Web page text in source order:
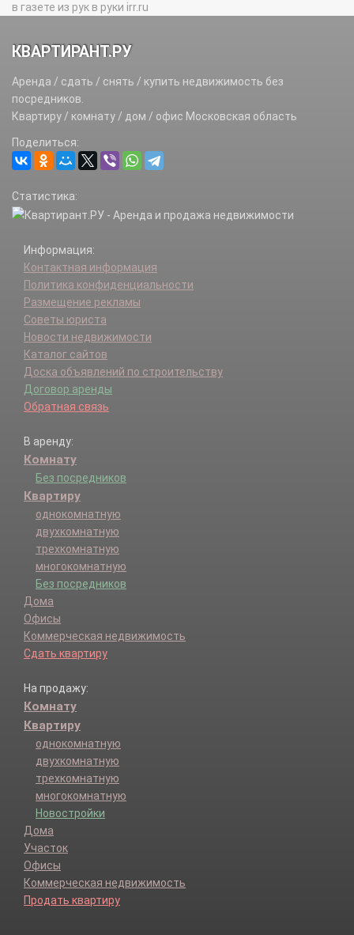
в газете из рук в руки irr.ru
КВАРТИРАНТ.РУ
Аренда / сдать / снять / купить недвижимость без
посредников.
Квартиру / комнату / дом / офис Московская область
Поделиться:
Статистика:
Информация:
Контактная информация
Политика конфиденциальности
Размещение рекламы
Советы юриста
Новости недвижимости
Каталог сайтов
Доска объявлений по строительству
Договор аренды
Обратная связь
В аренду:
Комнату
Без посредников
Квартиру
однокомнатную
двухкомнатную
трехкомнатную
многокомнатную
Без посредников
Дома
Офисы
Коммерческая недвижимость
Сдать квартиру
На продажу:
Комнату
Квартиру
однокомнатную
двухкомнатную
трехкомнатную
многокомнатную
Новостройки
Дома
Участок
Офисы
Коммерческая недвижимость
Продать квартиру